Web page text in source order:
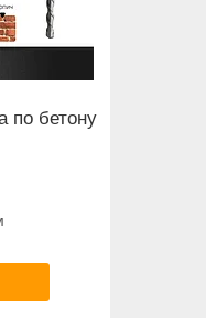
по бетону